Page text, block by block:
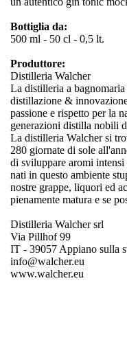
Bottiglia da:
500 ml - 50 cl - 0,5 lt.
Produttore:
Distilleria Walcher
La distilleria a
distillazione &
passione e rispetto per la
generazioni distilla nobili
La distilleria Walcher si
280 giornate di sole
di sviluppare aromi
nati in questo ambiente
nostre grappe, liquori ed
pienamente matura e se
Distilleria Walcher srl
Via Pillhof 99
IT - 39057 Appiano sulla
info@walcher.eu
www.walcher.eu